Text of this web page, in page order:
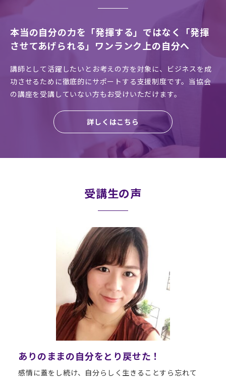
本当の自分の力を「発揮する」ではなく「発揮
させてあげられる」ワンランク上の自分へ
講師として活躍したいとお考えの方を対象に、ビジネスを成
功させるために徹底的にサポートする支援制度です。当協会
の講座を受講していない方もお受けいただけます。
詳しくはこちら
受講生の声
ありのままの自分をとり戻せた！
感情に蓋をし続け、自分らしく生きることすら忘れて